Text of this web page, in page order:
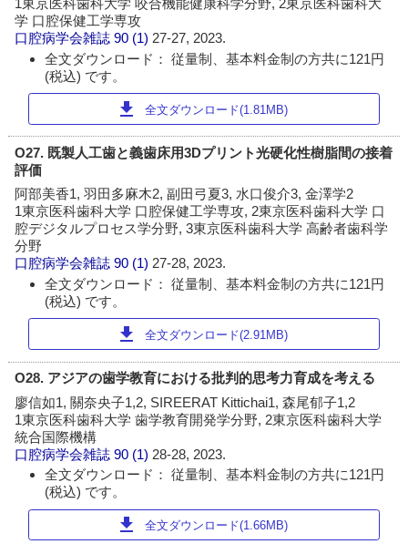
1東京医科歯科大学 咬合機能健康科学分野, 2東京医科歯科大
学 口腔保健工学専攻
口腔病学会雑誌 90 (1) 27-27, 2023.
全文ダウンロード： 従量制、基本料金制の方共に121円
(税込) です。
download 全文ダウンロード(1.81MB)
O27. 既製人工歯と義歯床用3Dプリント光硬化性樹脂間の接着
評価
阿部美香1, 羽田多麻木2, 副田弓夏3, 水口俊介3, 金澤学2
1東京医科歯科大学 口腔保健工学専攻, 2東京医科歯科大学 口
腔デジタルプロセス学分野, 3東京医科歯科大学 高齢者歯科学
分野
口腔病学会雑誌 90 (1) 27-28, 2023.
全文ダウンロード： 従量制、基本料金制の方共に121円
(税込) です。
download 全文ダウンロード(2.91MB)
O28. アジアの歯学教育における批判的思考力育成を考える
廖信如1, 關奈央子1,2, SIREERAT Kittichai1, 森尾郁子1,2
1東京医科歯科大学 歯学教育開発学分野, 2東京医科歯科大学
統合国際機構
口腔病学会雑誌 90 (1) 28-28, 2023.
全文ダウンロード： 従量制、基本料金制の方共に121円
(税込) です。
download 全文ダウンロード(1.66MB)